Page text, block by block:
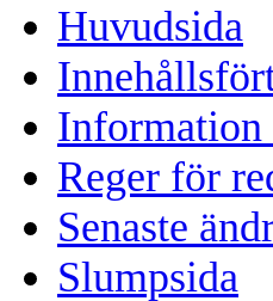
Huvudsida
Reger för
Senaste
Slumpsida